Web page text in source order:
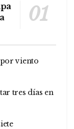
por viento
tres días en